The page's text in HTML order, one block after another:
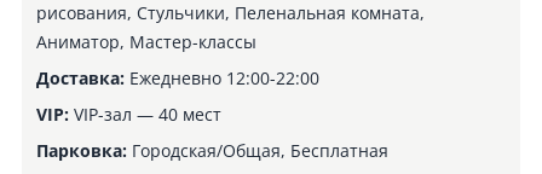
рисования, Стульчики, Пеленальная комната,
Аниматор, Мастер-классы
Доставка:Ежедневно 12:00-22:00
VIP:VIP-зал — 40 мест
Парковка:Городская/Общая, Бесплатная